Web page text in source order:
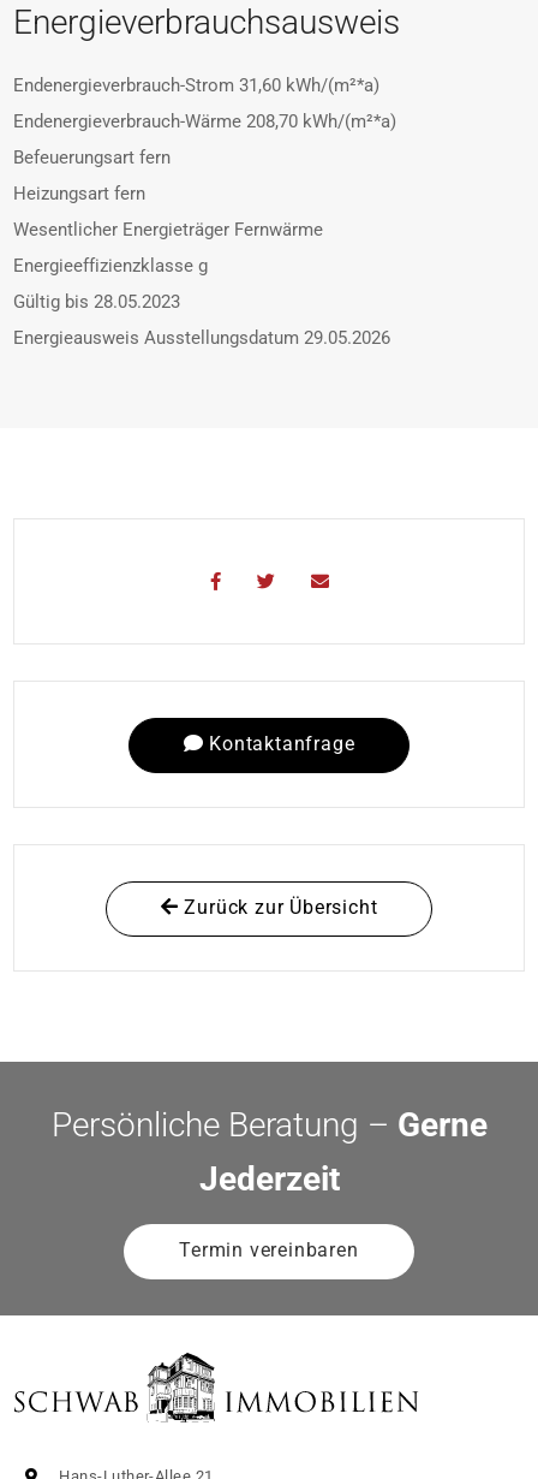
Energieverbrauchsausweis
Endenergieverbrauch-Strom 31,60 kWh/(m²*a)
Endenergieverbrauch-Wärme 208,70 kWh/(m²*a)
Befeuerungsart fern
Heizungsart fern
Wesentlicher Energieträger Fernwärme
Energieeffizienzklasse g
Gültig bis 28.05.2023
Energieausweis Ausstellungsdatum 29.05.2026
Kontaktanfrage
Zurück zur Übersicht
Persönliche Beratung – Gerne
Jederzeit
Termin vereinbaren
Hans-Luther-Allee 21